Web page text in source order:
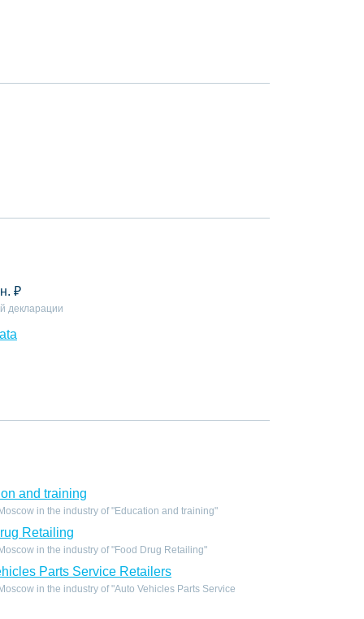
₽
декларации
and training
in the industry of "Education and training"
Retailing
in the industry of "Food Drug Retailing"
Parts Service Retailers
in the industry of "Auto Vehicles Parts Service